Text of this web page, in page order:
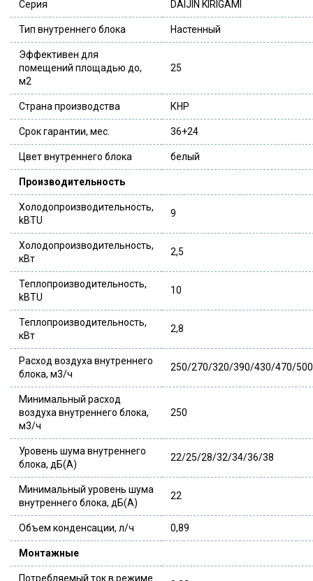
Серия DAIJIN KIRIGAMI
Тип внутреннего блока Настенный
Эффективен для
помещений площадью до,
м2
25
Страна производства КНР
Срок гарантии, мес. 36+24
Цвет внутреннего блока белый
Производительность
Холодопроизводительность,
kBTU
9
Холодопроизводительность,
кВт
2,5
Теплопроизводительность,
kBTU
10
Теплопроизводительность,
кВт
2,8
Расход воздуха внутреннего
блока, м3/ч
250/270/320/390/430/470/500
Минимальный расход
воздуха внутреннего блока,
м3/ч
250
Уровень шума внутреннего
блока, дБ(А)
22/25/28/32/34/36/38
Минимальный уровень шума
внутреннего блока, дБ(А)
22
Объем конденсации, л/ч 0,89
Монтажные
Потребляемый ток в режиме